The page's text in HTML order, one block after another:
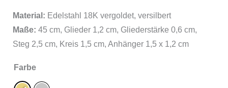
Material: Edelstahl 18K vergoldet, versilbert
Maße: 45 cm, Glieder 1,2 cm, Gliederstärke 0,6 cm,
Steg 2,5 cm, Kreis 1,5 cm, Anhänger 1,5 x 1,2 cm
Farbe